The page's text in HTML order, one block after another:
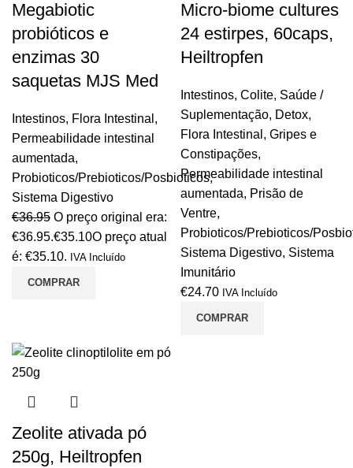
Megabiotic
probióticos e
enzimas 30
saquetas MJS Med
Intestinos, Flora Intestinal ,
Permeabilidade intestinal
aumentada,
Probioticos/Prebioticos/Posbioticos,
Sistema Digestivo
€36.95 O preço original era:
€36.95.€35.10O preço atual
é: €35.10. IVA Incluído
COMPRAR
Micro-biome cultures
24 estirpes, 60caps,
Heiltropfen
Intestinos, Colite, Saúde /
Suplementação, Detox,
Flora Intestinal , Gripes e
Constipações,
Permeabilidade intestinal
aumentada, Prisão de
Ventre,
Probioticos/Prebioticos/
Sistema Digestivo, Sistema
Imunitário
€24.70 IVA Incluído
COMPRAR
Zeolite ativada pó
250g, Heiltropfen